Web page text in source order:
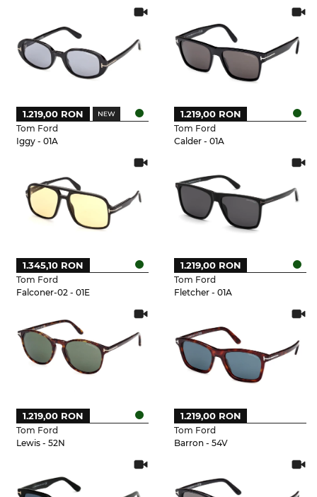
Tom Ford
Iggy - 01A
1.219,00 RON
Tom Ford
Calder - 01A
1.219,00 RON
Tom Ford
Falconer-02 - 01E
1.345,10 RON
Tom Ford
Fletcher - 01A
1.219,00 RON
Tom Ford
Lewis - 52N
1.219,00 RON
Tom Ford
Barron - 54V
1.219,00 RON